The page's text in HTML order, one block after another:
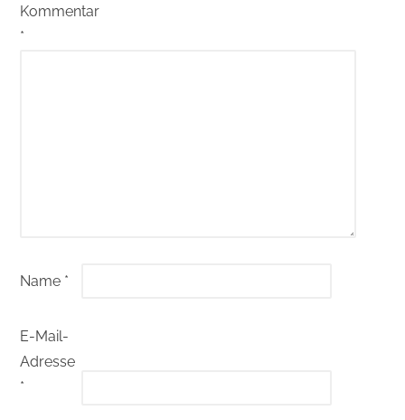
Kommentar
*
Name *
E-Mail-
Adresse
*